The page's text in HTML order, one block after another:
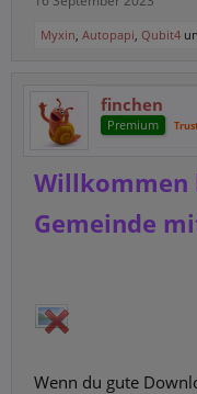
Myxin, Autopapi, Qubit4
finchen
Premium
Willkommen
Gemeinde
Wenn du gute